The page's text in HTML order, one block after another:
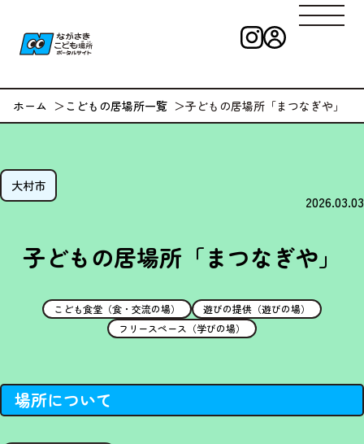
ながさきこども
ホーム こどもの居場所一覧 子どもの居場所「まつなぎや」
大村市
2026.03.03
子どもの居場所「まつなぎや」
こども食堂（食・交流の場）
遊びの提供（遊びの場）
フリースペース（学びの場）
場所について